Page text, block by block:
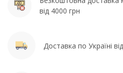
від 4000 грн
Доставка по Україні